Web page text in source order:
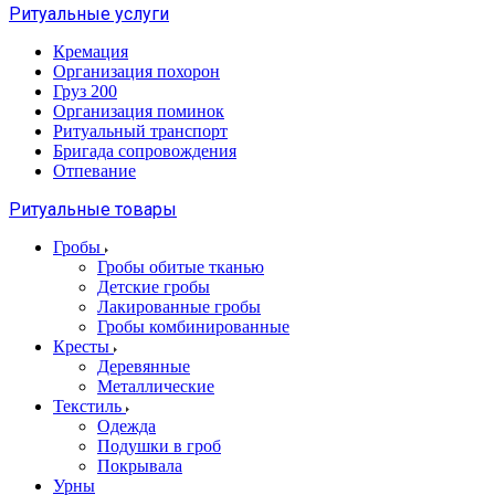
Ритуальные услуги
Кремация
Организация похорон
Груз 200
Организация поминок
Ритуальный транспорт
Бригада сопровождения
Отпевание
Ритуальные товары
Гробы
Гробы обитые тканью
Детские гробы
Лакированные гробы
Гробы комбинированные
Кресты
Деревянные
Металлические
Текстиль
Одежда
Подушки в гроб
Покрывала
Урны